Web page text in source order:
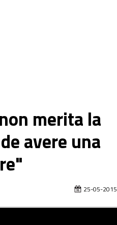
merita la
avere una
25-05-2015